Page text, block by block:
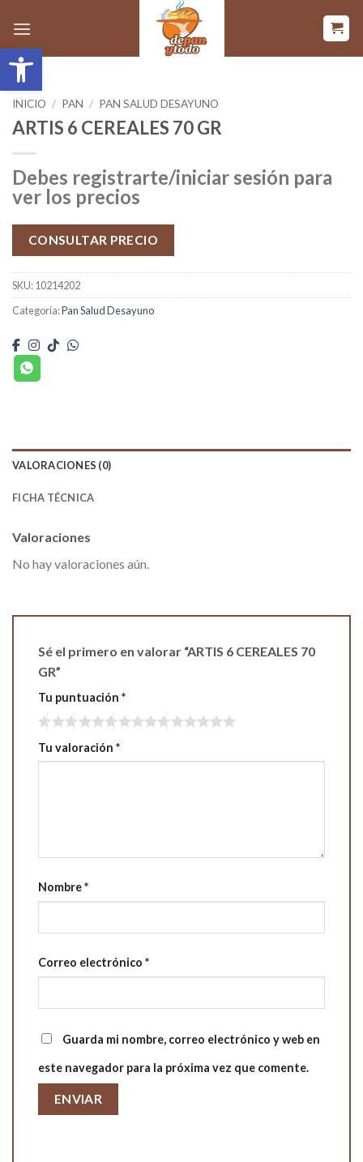
Abrir barra de herramientas
contenido
INICIO / PAN / PAN SALUD DESAYUNO
ARTIS 6 CEREALES 70 GR
Debes registrarte/iniciar sesión para
ver los precios
CONSULTAR PRECIO
SKU:10214202
Categoría:Pan Salud Desayuno
VALORACIONES (0)
FICHA TÉCNICA
Valoraciones
No hay valoraciones aún.
Sé el primero en valorar “ARTIS 6 CEREALES 70
GR”
Tu puntuación *
Tu valoración *
Nombre*
Correo electrónico *
Guarda mi nombre, correo electrónico y web en
este navegador para la próxima vez que comente.